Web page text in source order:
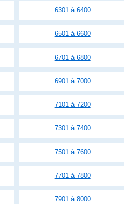
6301 à 6400
6501 à 6600
6701 à 6800
6901 à 7000
7101 à 7200
7301 à 7400
7501 à 7600
7701 à 7800
7901 à 8000